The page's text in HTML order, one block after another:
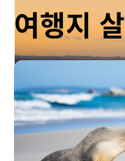
호주
Play
호주에서 꼭 가봐야 할 곳
여행지